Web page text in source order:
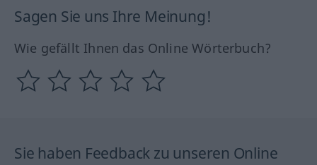
Sagen Sie uns Ihre Meinung!
Wie gefällt Ihnen das Online Wörterbuch?
Sie haben Feedback zu unseren Online